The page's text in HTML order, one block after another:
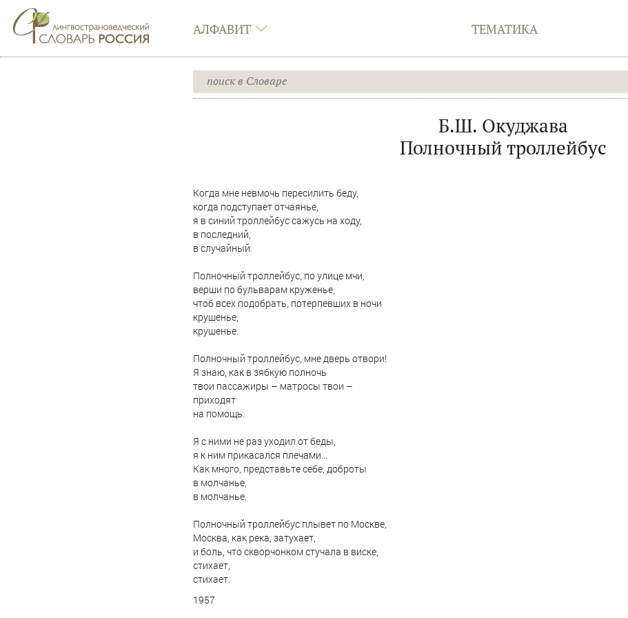
АЛФАВИТ ТЕМАТИКА
Б.Ш. Окуджава
Полночный троллейбус
Когда мне невмочь пересилить беду,
когда подступает отчаянье,
я в синий троллейбус сажусь на ходу,
в последний,
в случайный.
Полночный троллейбус, по улице мчи,
верши по бульварам круженье,
чтоб всех подобрать, потерпевших в ночи
крушенье,
крушенье.
Полночный троллейбус, мне дверь отвори!
Я знаю, как в зябкую полночь
твои пассажиры – матросы твои –
приходят
на помощь.
Я с ними не раз уходил от беды,
я к ним прикасался плечами…
Как много, представьте себе, доброты
в молчанье,
в молчанье.
Полночный троллейбус плывет по Москве,
Москва, как река, затухает,
и боль, что скворчонком стучала в виске,
стихает,
стихает.
1957